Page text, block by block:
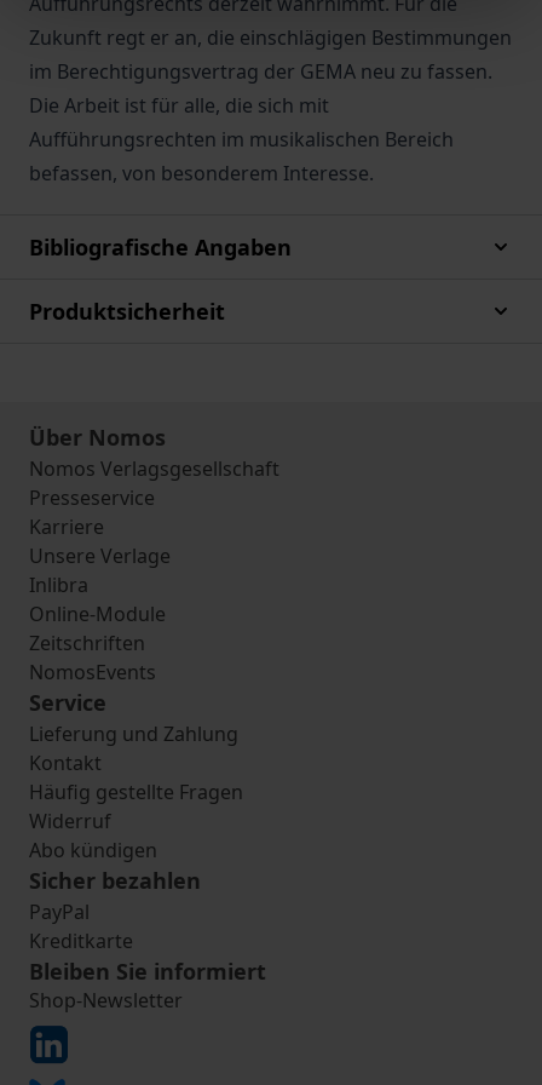
Zukunft regt er an, die einschlägigen Bestimmungen
im Berechtigungsvertrag der GEMA neu zu fassen.
Die Arbeit ist für alle, die sich mit
Aufführungsrechten im musikalischen Bereich
befassen, von besonderem Interesse.
Bibliografische Angaben
Produktsicherheit
Über Nomos
Nomos Verlagsgesellschaft
Presseservice
Karriere
Unsere Verlage
Inlibra
Online-Module
Zeitschriften
NomosEvents
Service
Lieferung und Zahlung
Kontakt
Häufig gestellte Fragen
Widerruf
Abo kündigen
Sicher bezahlen
PayPal
Kreditkarte
Bleiben Sie informiert
Shop-Newsletter